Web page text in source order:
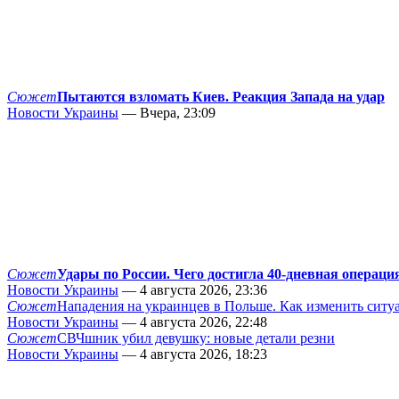
СюжетПытаются взломать Киев. Реакция Запада на удар
Новости Украины — Вчера, 23:09
СюжетУдары по России. Чего достигла 40-дневная
Новости Украины — 4 августа 2026, 23:36
СюжетНападения на украинцев в Польше. Как изменить
Новости Украины — 4 августа 2026, 22:48
СюжетСВЧшник убил девушку: новые детали резни
Новости Украины — 4 августа 2026, 18:23